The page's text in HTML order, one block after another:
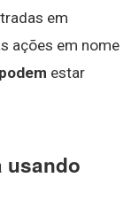
em
ações em nome
podem estar
usando